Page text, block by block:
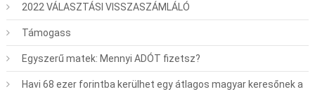
2022 VÁLASZTÁSI VISSZASZÁMLÁLÓ
Támogass
Egyszerű matek: Mennyi ADÓT fizetsz?
Havi 68 ezer forintba kerülhet egy átlagos magyar keresőnek a